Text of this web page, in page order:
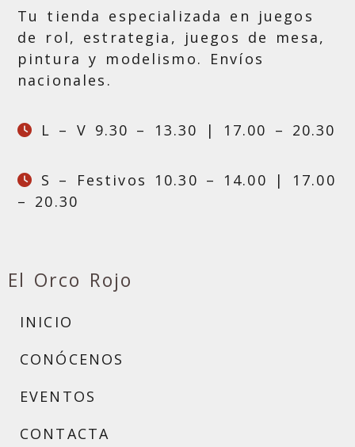
Tu tienda especializada en juegos
de rol, estrategia, juegos de mesa,
pintura y modelismo. Envíos
nacionales.
L – V 9.30 – 13.30 | 17.00 – 20.30
S – Festivos 10.30 – 14.00 | 17.00
– 20.30
El Orco Rojo
INICIO
CONÓCENOS
EVENTOS
CONTACTA